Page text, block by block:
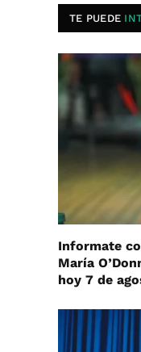
TE PUEDE
Informate
María
hoy 7 de